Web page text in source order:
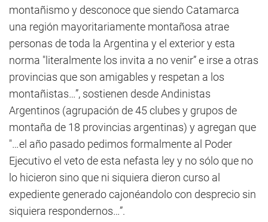
montañismo y desconoce que siendo Catamarca
una región mayoritariamente montañosa atrae
personas de toda la Argentina y el exterior y esta
norma "literalmente los invita a no venir” e irse a otras
provincias que son amigables y respetan a los
montañistas…”, sostienen desde Andinistas
Argentinos (agrupación de 45 clubes y grupos de
montaña de 18 provincias argentinas) y agregan que
"…el año pasado pedimos formalmente al Poder
Ejecutivo el veto de esta nefasta ley y no sólo que no
lo hicieron sino que ni siquiera dieron curso al
expediente generado cajonéandolo con desprecio sin
siquiera respondernos…”.